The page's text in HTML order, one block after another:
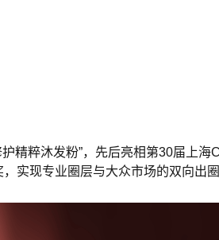
精粹沐发粉”，先后亮相第30届上
实现专业圈层与大众市场的双向出